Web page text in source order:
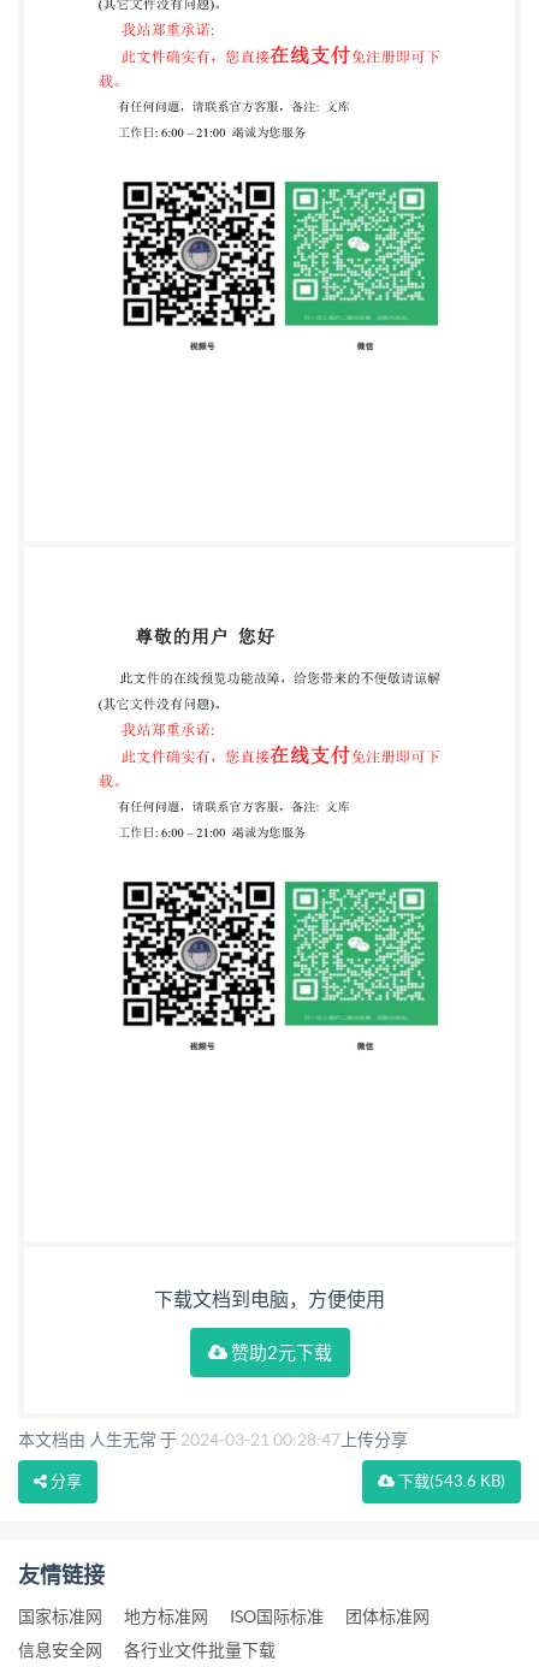
下载文档到电脑，方便使用
赞助2元下载
本文档由 人生无常 于 2024-03-21 00:28:47 上传分享
下载(543.6 KB)
分享
友情链接
国家标准网 地方标准网 ISO国际标准
团体标准网
信息安全网
各行业文件批量下载